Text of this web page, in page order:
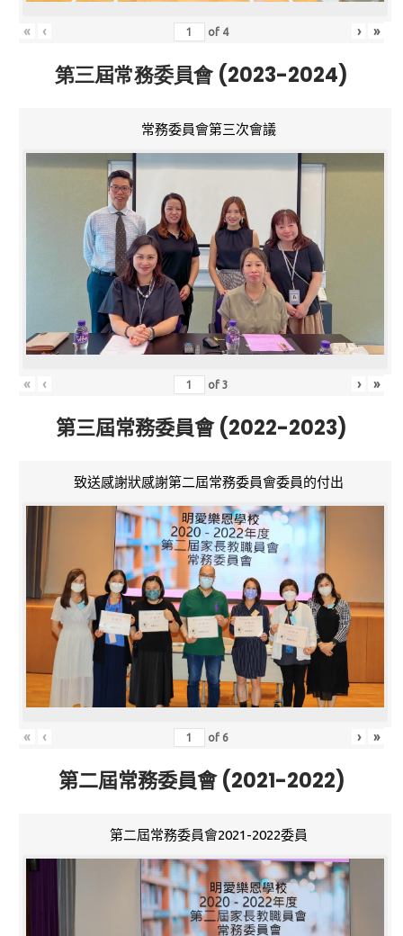
« ‹ of 4 › »
第三屆常務委員會 (2023-2024)
常務委員會第三次會議
« ‹ of3 › »
第三屆常務委員會 (2022-2023)
致送感謝狀感謝第二屆常務委員會委員的付出
« ‹ of 6 › »
第二屆常務委員會 (2021-2022)
第二屆常務委員會2021-2022委員